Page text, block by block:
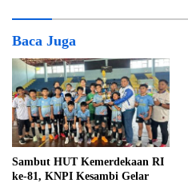
Baca Juga
Sambut HUT Kemerdekaan RI
ke-81, KNPI Kesambi Gelar